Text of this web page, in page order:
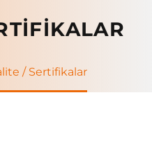
/ Sertifikalar